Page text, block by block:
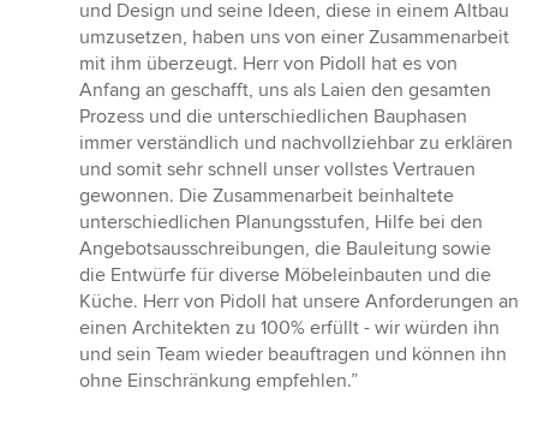
Sternen
und Design und seine Ideen, diese in einem Altbau
umzusetzen, haben uns von einer Zusammenarbeit
mit ihm überzeugt. Herr von Pidoll hat es von
Anfang an geschafft, uns als Laien den gesamten
Prozess und die unterschiedlichen Bauphasen
immer verständlich und nachvollziehbar zu erklären
und somit sehr schnell unser vollstes Vertrauen
gewonnen. Die Zusammenarbeit beinhaltete
unterschiedlichen Planungsstufen, Hilfe bei den
Angebotsausschreibungen, die Bauleitung sowie
die Entwürfe für diverse Möbeleinbauten und die
Küche. Herr von Pidoll hat unsere Anforderungen an
einen Architekten zu 100% erfüllt - wir würden ihn
und sein Team wieder beauftragen und können ihn
ohne Einschränkung empfehlen.”